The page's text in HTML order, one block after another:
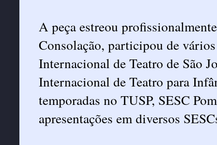
A peça estreou
Consolação, participou de
Internacional de Teatro de São
Internacional de Teatro para
temporadas no TUSP, SESC
apresentações em diversos